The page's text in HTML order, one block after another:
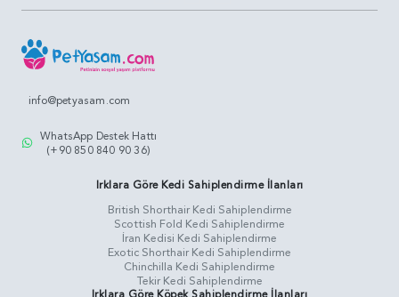
info@petyasam.com
WhatsApp Destek Hattı
(+90 850 840 90 36)
Irklara Göre Kedi Sahiplendirme İlanları
British Shorthair Kedi Sahiplendirme
Scottish Fold Kedi Sahiplendirme
İran Kedisi Kedi Sahiplendirme
Exotic Shorthair Kedi Sahiplendirme
Chinchilla Kedi Sahiplendirme
Tekir Kedi Sahiplendirme
Irklara Göre Köpek Sahiplendirme İlanları